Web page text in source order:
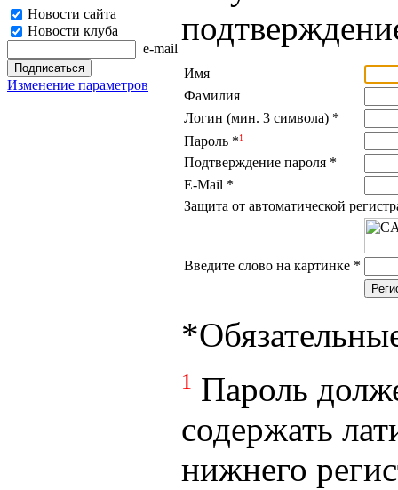
Новости сайта
Новости клуба
e-mail
Изменение параметров
Имя
Фамилия
Логин (мин. 3 символа) *
Пароль *1
Подтверждение пароля *
E-Mail *
Защита от автоматической
Введите слово на картинке *
*
1 Пароль
содержать
нижнего